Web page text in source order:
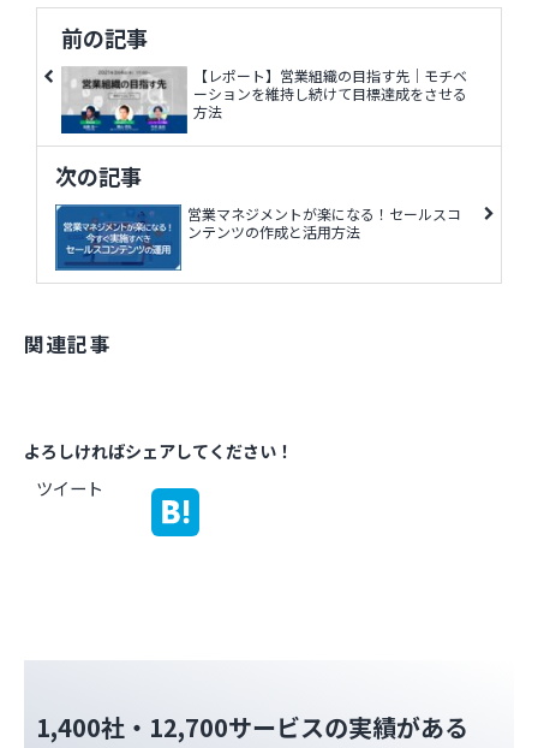
前の記事
【レポート】営業組織の目指す先｜モチベ
ーションを維持し続けて目標達成をさせる
方法
次の記事
営業マネジメントが楽になる！セールスコ
ンテンツの作成と活用方法
関連記事
よろしければシェアしてください！
ツイート
1,400社・12,700サービスの実績がある